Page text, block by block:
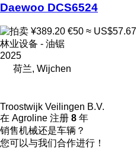
Daewoo DCS6524
¥389.20 €50 ≈ US$57.67
林业设备 - 油锯
2025
荷兰, Wijchen
Troostwijk Veilingen B.V.
在 Agroline 注册 8 年
销售机械还是车辆？
您可以与我们合作进行！